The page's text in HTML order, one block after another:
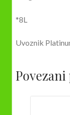
*8L
Uvoznik